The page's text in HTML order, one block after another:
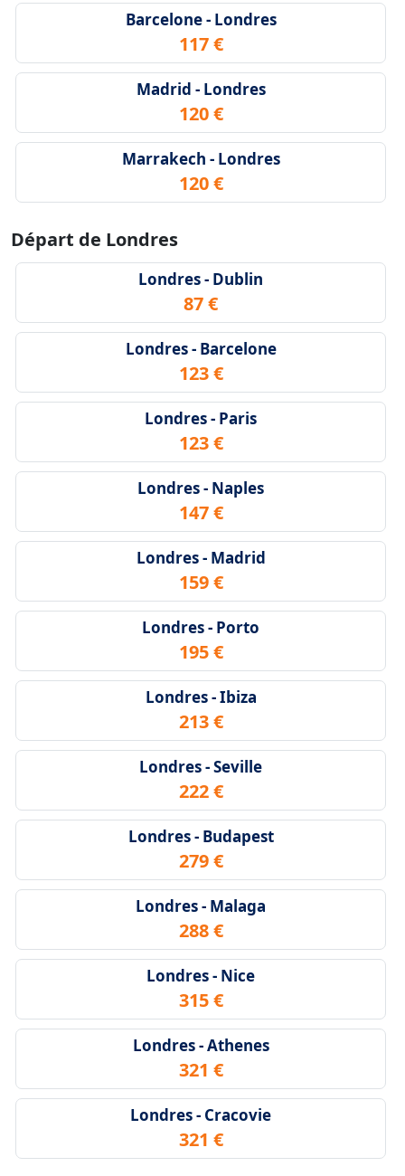
Barcelone - Londres
117 €
Madrid - Londres
120 €
Marrakech - Londres
120 €
Départ de Londres
Londres - Dublin
87 €
Londres - Barcelone
123 €
Londres - Paris
123 €
Londres - Naples
147 €
Londres - Madrid
159 €
Londres - Porto
195 €
Londres - Ibiza
213 €
Londres - Seville
222 €
Londres - Budapest
279 €
Londres - Malaga
288 €
Londres - Nice
315 €
Londres - Athenes
321 €
Londres - Cracovie
321 €